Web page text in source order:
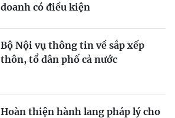
doanh có điều kiện
Bộ Nội vụ thông tin về sắp xếp
thôn, tổ dân phố cả nước
Hoàn thiện hành lang pháp lý cho